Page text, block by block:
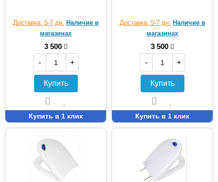
Доставка: 5-7 дн. Наличие в
магазинах
3 500
-
+
Купить
Купить в 1 клик
Доставка: 5-7 дн. Наличие в
магазинах
3 500
-
+
Купить
Купить в 1 клик